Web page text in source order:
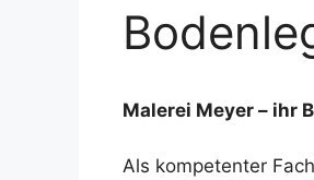
Malerei Meyer – ihr
Als kompetenter